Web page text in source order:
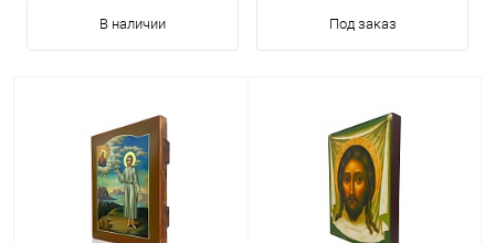
В наличии Под заказ